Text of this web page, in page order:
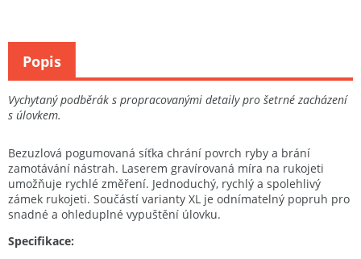
Vychytaný podběrák s propracovanými detaily pro šetrné zacházení
s úlovkem.
Bezuzlová pogumovaná síťka chrání povrch ryby a brání
zamotávání nástrah. Laserem gravírovaná míra na rukojeti
umožňuje rychlé změření. Jednoduchý, rychlý a spolehlivý
zámek rukojeti. Součástí varianty XL je odnímatelný popruh pro
snadné a ohleduplné vypuštění úlovku.
Specifikace:
Popis